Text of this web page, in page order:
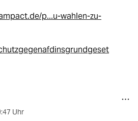
p...u-wahlen-zu-
Uhr